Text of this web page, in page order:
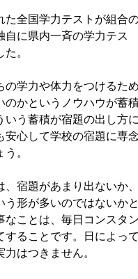
全国学力テストが組合
自に県内一斉の学力テス
。
学力や体力をつけるた
のかというノウハウが蓄
いう蓄積が宿題の出し方
安心して学校の宿題に専
。
宿題があまり出ないか
う形が多いのではないか
なことは、毎日コンスタ
することです。日によっ
はつきません。